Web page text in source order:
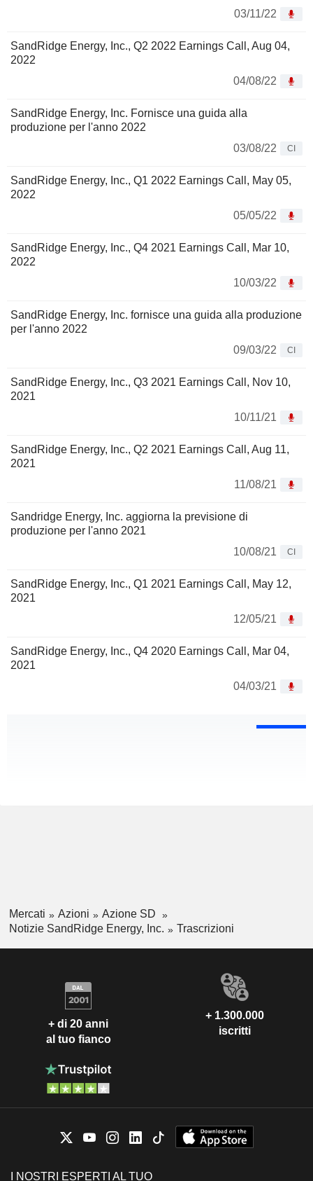
03/11/22
SandRidge Energy, Inc., Q2 2022 Earnings Call, Aug 04,
2022
04/08/22
SandRidge Energy, Inc. Fornisce una guida alla
produzione per l'anno 2022
03/08/22
CI
SandRidge Energy, Inc., Q1 2022 Earnings Call, May 05,
2022
05/05/22
SandRidge Energy, Inc., Q4 2021 Earnings Call, Mar 10,
2022
10/03/22
SandRidge Energy, Inc. fornisce una guida alla produzione
per l'anno 2022
09/03/22
CI
SandRidge Energy, Inc., Q3 2021 Earnings Call, Nov 10,
2021
10/11/21
SandRidge Energy, Inc., Q2 2021 Earnings Call, Aug 11,
2021
11/08/21
Sandridge Energy, Inc. aggiorna la previsione di
produzione per l'anno 2021
10/08/21
CI
SandRidge Energy, Inc., Q1 2021 Earnings Call, May 12,
2021
12/05/21
SandRidge Energy, Inc., Q4 2020 Earnings Call, Mar 04,
2021
04/03/21
Mercati Azioni
Azione SD
Notizie SandRidge Energy, Inc.
Trascrizioni
+ di 20 anni
al tuo fianco
+ 1.300.000
iscritti
I NOSTRI ESPERTI AL TUO